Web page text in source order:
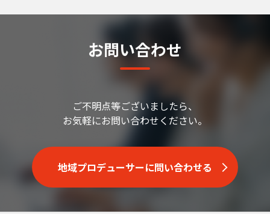
お問い合わせ
ご不明点等ございましたら、
お気軽にお問い合わせください。
地域プロデューサーに問い合わせる